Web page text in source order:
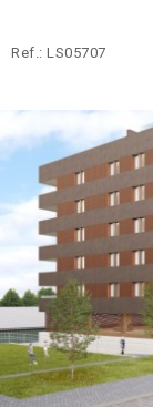
Ref.: LS05707